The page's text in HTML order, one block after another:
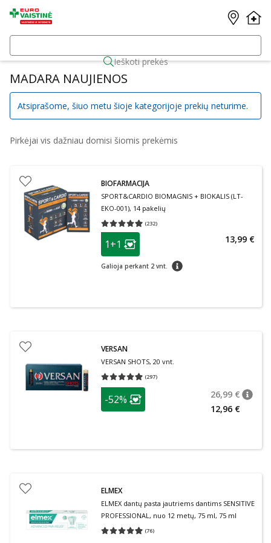
Ieškoti prekės
MADARA NAUJIENOS
Atsiprašome, šiuo metu šioje kategorijoje prekių neturime.
Pirkėjai vis dažniau domisi šiomis prekėmis
BIOFARMACIJA
SPORT&CARDIO BIOMAGNIS + BIOKALIS (LT-
EKO-001), 14 pakelių
(232)
Vidutinis įvertinimas 4.93
patarimas
Lojalumo klubo narių nuolaida
1+1
Galioja perkant 2 vnt. patarimas
13,99 €
VERSAN
VERSAN SHOTS, 20 vnt.
(297)
Vidutinis įvertinimas 4.93
patarimas
Lojalumo klubo narių nuolaida
-52% 26,99 €
12,96 €
ELMEX
ELMEX dantų pasta jautriems dantims SENSITIVE
PROFESSIONAL, nuo 12 metų, 75 ml, 75 ml
(76)
Vidutinis įvertinimas 4.95